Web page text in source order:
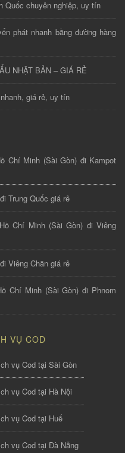
Quốc chuyên nghiệp, uy tín
phát nhanh bằng đường hàng
NHẬT BẢN – GIÁ RẺ
giá rẻ, uy tín
Chí Minh (Sài Gòn) đi Kampot
Trung Quốc giá rẻ
Chí Minh (Sài Gòn) đi Viêng
Viêng Chăn giá rẻ
Chí Minh (Sài Gòn) đi Phnom
VỤ COD
vụ Cod tại Sài Gòn
vụ Cod tại Hà Nội
vụ Cod tại Huế
vụ Cod tại Đà Nẵng